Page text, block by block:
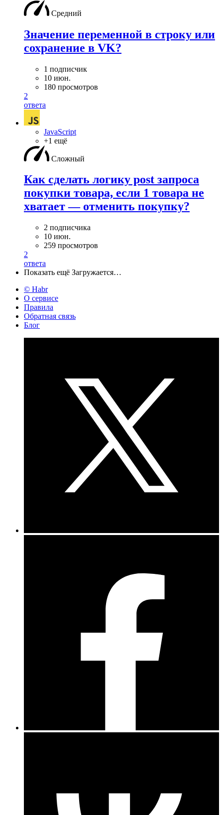
Средний
Значение переменной в строку или
сохранение в VK?
1 подписчик
10 июн.
180 просмотров
2
ответа
JavaScript
+1 ещё
Сложный
Как сделать логику post запроса
покупки товара, если 1 товара не
хватает — отменить покупку?
2 подписчика
10 июн.
259 просмотров
2
ответа
Показать ещё Загружается…
© Habr
О сервисе
Правила
Обратная связь
Блог